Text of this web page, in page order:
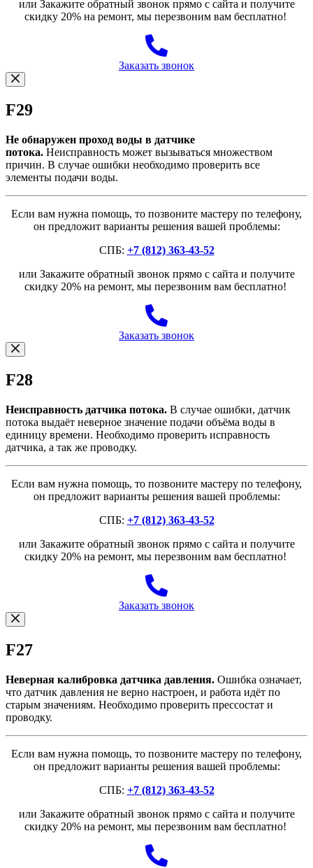
или Закажите обратный звонок прямо с сайта и получите
скидку 20% на ремонт, мы перезвоним вам бесплатно!
Заказать звонок
F29
Не обнаружен проход воды в датчике
потока. Неисправность может вызываться множеством
причин. В случае ошибки необходимо проверить все
элементы подачи воды.
Если вам нужна помощь, то позвоните мастеру по телефону,
он предложит варианты решения вашей проблемы:
СПБ: +7 (812) 363-43-52
или Закажите обратный звонок прямо с сайта и получите
скидку 20% на ремонт, мы перезвоним вам бесплатно!
Заказать звонок
F28
Неисправность датчика потока. В случае ошибки, датчик
потока выдаёт неверное значение подачи объёма воды в
единицу времени. Необходимо проверить исправность
датчика, а так же проводку.
Если вам нужна помощь, то позвоните мастеру по телефону,
он предложит варианты решения вашей проблемы:
СПБ: +7 (812) 363-43-52
или Закажите обратный звонок прямо с сайта и получите
скидку 20% на ремонт, мы перезвоним вам бесплатно!
Заказать звонок
F27
Неверная калибровка датчика давления. Ошибка означает,
что датчик давления не верно настроен, и работа идёт по
старым значениям. Необходимо проверить прессостат и
проводку.
Если вам нужна помощь, то позвоните мастеру по телефону,
он предложит варианты решения вашей проблемы:
СПБ: +7 (812) 363-43-52
или Закажите обратный звонок прямо с сайта и получите
скидку 20% на ремонт, мы перезвоним вам бесплатно!